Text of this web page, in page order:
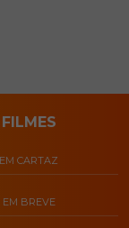
FILMES
EM CARTAZ
EM BREVE